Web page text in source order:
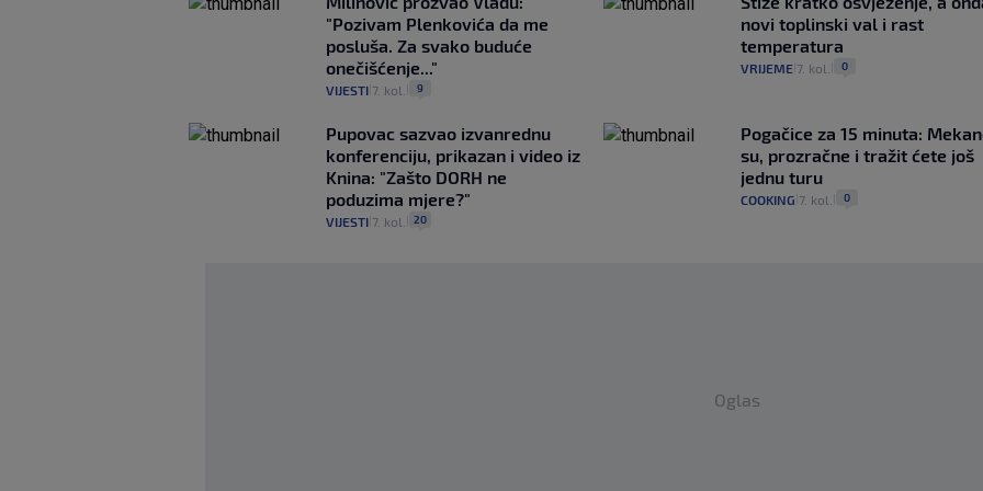
"Pozivam Plenkovića da me
posluša. Za svako buduće
onečišćenje..."
VIJESTI 7. kol. 9
novi toplinski val i rast
temperatura
VRIJEME| 7. kol. 0
Pupovac sazvao izvanrednu
konferenciju, prikazan i video iz
Knina: "Zašto DORH ne
poduzima mjere?"
VIJESTI 7. kol. 20
Pogačice za 15 minuta:
su, prozračne i tražit ćete još
jednu turu
COOKING 7. kol. 0
Oglas